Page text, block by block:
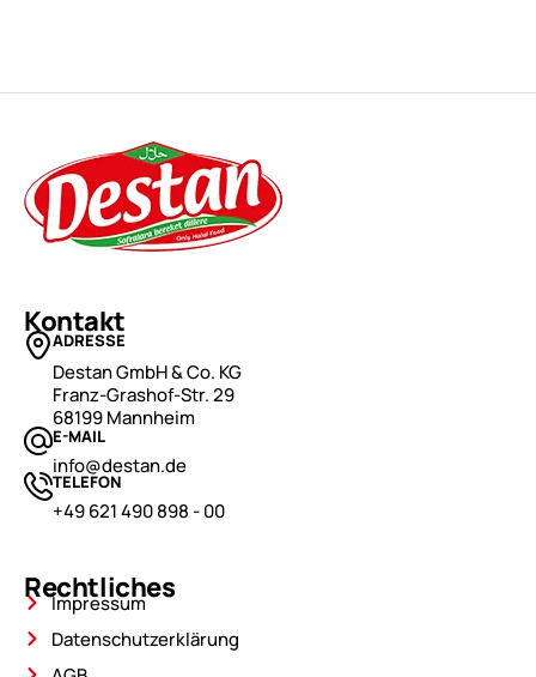
Kontakt
ADRESSE
Destan GmbH & Co. KG
Franz-Grashof-Str. 29
68199 Mannheim
E-MAIL
info@destan.de
TELEFON
+49 621 490 898 - 00
Rechtliches
Impressum
Datenschutzerklärung